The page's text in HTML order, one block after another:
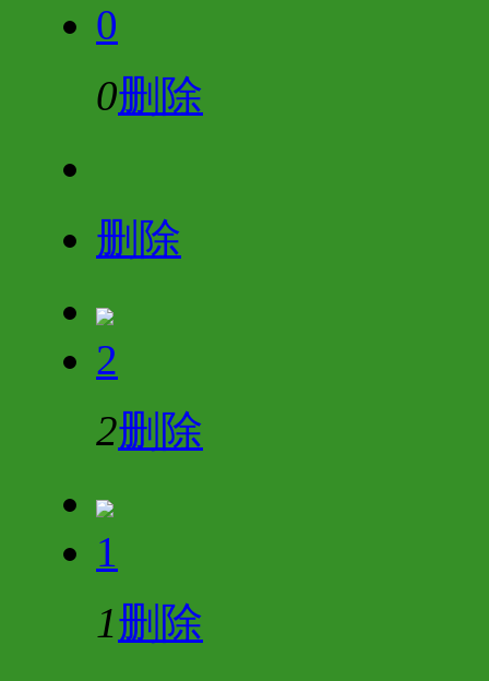
0
0删除
删除
2
2删除
1
1删除